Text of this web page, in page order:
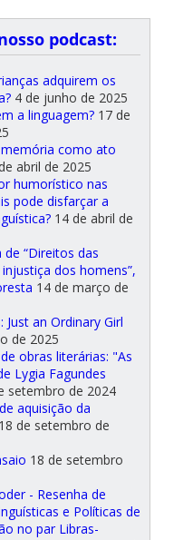
podcast:
adquirem os
4 de junho de 2025
a linguagem? 17 de
como ato
abril de 2025
humorístico nas
pode disfarçar a
14 de abril de
“Direitos das
dos homens”,
14 de março de
Just an Ordinary Girl
de 2025
obras literárias: "As
Lygia Fagundes
setembro de 2024
aquisição da
18 de setembro de
18 de setembro
- Resenha de
e Políticas de
no par Libras-